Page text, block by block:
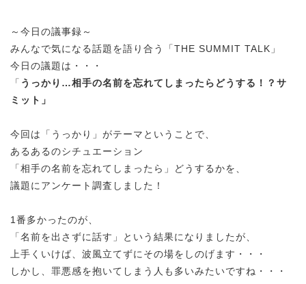
～今日の議事録～
みんなで気になる話題を語り合う「THE SUMMIT TALK」
今日の議題は・・・
「 うっかり…相手の名前を忘れてしまったらどうする！？サ
ミット 」
今回は「うっかり」がテーマということで、
あるあるのシチュエーション
「相手の名前を忘れてしまったら」どうするかを、
議題にアンケート調査しました！
1番多かったのが、
「名前を出さずに話す」という結果になりましたが、
上手くいけば、波風立てずにその場をしのげます・・・
しかし、罪悪感を抱いてしまう人も多いみたいですね・・・